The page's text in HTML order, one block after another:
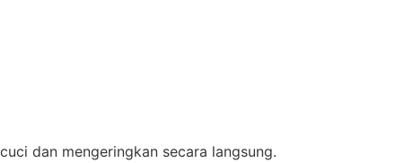
dan mengeringkan secara langsung.